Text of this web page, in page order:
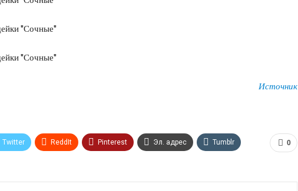
Источник
0
Twitter ReddIt Pinterest Эл. адрес Tumblr